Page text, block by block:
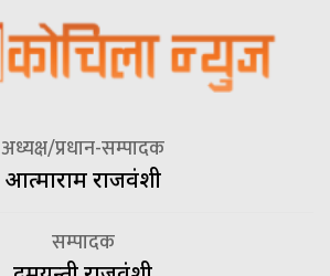
अध्यक्ष/प्रधान-सम्पादक
आत्माराम राजवंशी
सम्पादक